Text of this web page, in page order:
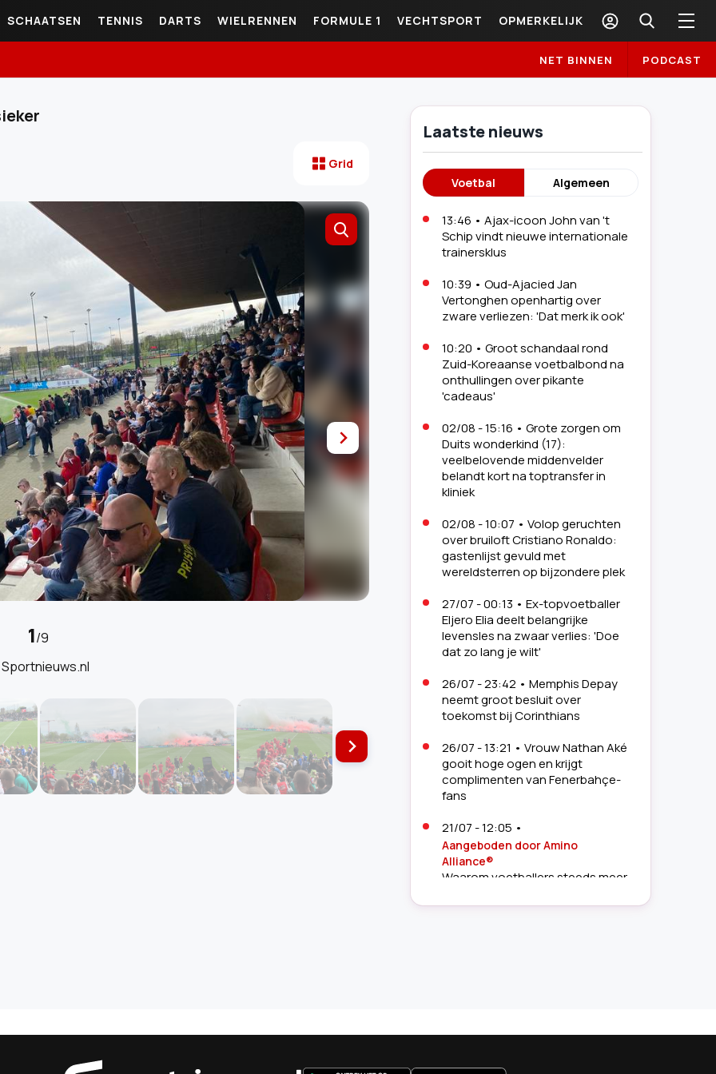
SCHAATSEN TENNIS DARTS WIELRENNEN FORMULE 1 VECHTSPORT OPMERKELIJK
NET BINNEN PODCAST
Grid
1/9
Laatste nieuws
Voetbal Algemeen
13:46 • Ajax-icoon John van 't
Schip vindt nieuwe internationale
trainersklus
10:39 • Oud-Ajacied Jan
Vertonghen openhartig over
zware verliezen: 'Dat merk ik ook'
10:20 • Groot schandaal rond
Zuid-Koreaanse voetbalbond na
onthullingen over pikante
'cadeaus'
02/08 - 15:16 • Grote zorgen om
Duits wonderkind (17):
veelbelovende middenvelder
belandt kort na toptransfer in
kliniek
02/08 - 10:07 • Volop geruchten
over bruiloft Cristiano Ronaldo:
gastenlijst gevuld met
wereldsterren op bijzondere plek
27/07 - 00:13 • Ex-topvoetballer
Eljero Elia deelt belangrijke
levensles na zwaar verlies: 'Doe
dat zo lang je wilt'
26/07 - 23:42 • Memphis Depay
neemt groot besluit over
toekomst bij Corinthians
26/07 - 13:21 • Vrouw Nathan Aké
gooit hoge ogen en krijgt
complimenten van Fenerbahçe-
fans
21/07 - 12:05 •
Aangeboden door Amino
Alliance®
Waarom voetballers steeds meer
Lange WK-nachten, korte
van veel voetbalfans
Sportnieuws.nl